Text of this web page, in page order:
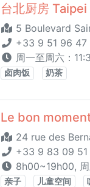
台北厨房
5 Boulevard
+33 9 51 96 47
周一至周六：
卤肉饭 奶茶
Le bon
24 rue des
+33 9 83 09 51
8h00~19h00,
亲子 儿童空间